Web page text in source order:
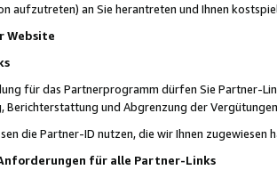
aufzutreten) an Sie herantreten und Ihnen
Website
für das Partnerprogramm dürfen Sie Partner-
Berichterstattung und Abgrenzung der
die Partner-ID nutzen, die wir Ihnen zugewiesen
für alle Partner-Links